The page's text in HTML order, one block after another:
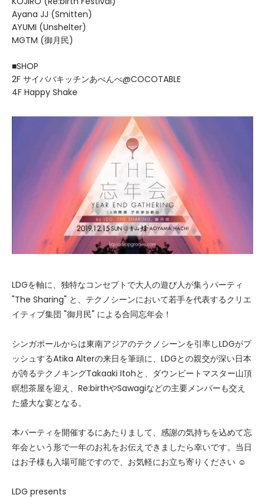
Ayana JJ (Smitten)
AYUMI (Unshelter)
MGTM (御月民)
■SHOP
2F サイババキッチンあべんべ@COCOTABLE
4F Happy Shake
LDGを軸に、独特なコンセプトで大人の遊び人が集うパーティ
"The Sharing" と、テクノシーンにおいて若手を代表するクリエ
イティブ集団 "御月民" による合同忘年会！
シンガポールからは東南アジアのテクノシーンを引率しLDGがプ
ッシュするAtika Alterの来日を筆頭に、LDGとの親交が深い日本
が誇るテクノキングTakaaki Itohと、ダウンビートマスター山頂
瞑想茶屋を迎え、Re:birthやSawagiなどの主要メンバーも交え
た盛大な宴となる。
本パーティを開催するにあたりまして、感謝の気持ちを込めて忘
年会という形で一年のお礼をお伝えできましたら幸いです。当日
はお子様も入場可能ですので、お気軽にお立ち寄りください ☺︎
LDG presents